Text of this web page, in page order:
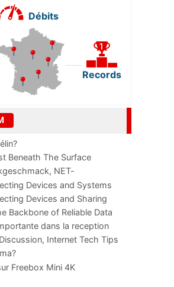
Débits
Records
Beneath The Surface
NET-
im
Devices and Systems
Devices and Sharing
Backbone of Reliable Data
dans la reception
Internet Tech Tips
Freebox Mini 4K